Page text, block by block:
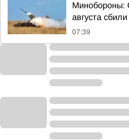
Минобороны:
августа
07:39